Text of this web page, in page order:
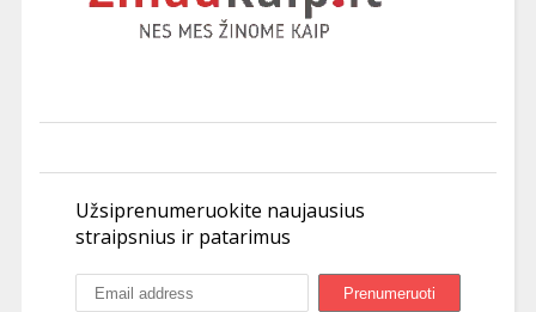
Užsiprenumeruokite naujausius
straipsnius ir patarimus